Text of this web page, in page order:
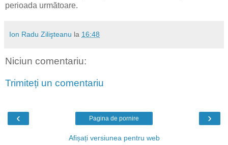
perioada următoare.
Ion Radu Zilişteanu la 16:48
Niciun comentariu:
Trimiteți un comentariu
‹ ›
Pagina de pornire
Afișați versiunea pentru web